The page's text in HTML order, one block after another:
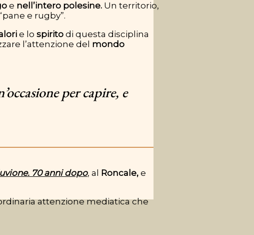
e nell’intero polesine. Un territorio,
e rugby”.
e lo spirito di questa disciplina
l’attenzione del mondo
per capire, e
70 anni dopo, al Roncale, e
attenzione mediatica che